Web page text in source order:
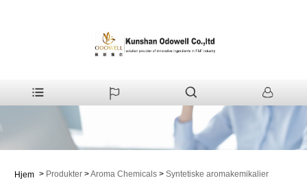
Hjem > Produkter >Aroma Chemicals > Syntetiske aromakemikalier